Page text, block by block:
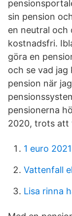
sin pension
en neutral och
kostnadsfri.
göra en
och se vad jag
pension när
pensionerna
2020, trots att
1 euro 2021
Vattenfall
Lisa rinna